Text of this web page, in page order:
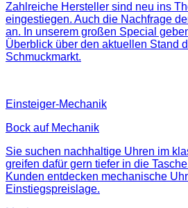
Zahlreiche Hersteller sind neu ins
eingestiegen. Auch die Nachfrage
an. In unserem großen Special
Überblick über den aktuellen Stand
Schmuckmarkt.
Einsteiger-Mechanik
Bock auf Mechanik
Sie suchen nachhaltige Uhren im
greifen dafür gern tiefer in die
Kunden entdecken mechanische
Einstiegspreislage.